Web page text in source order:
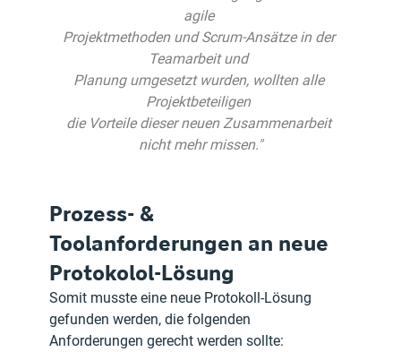
agile
Projektmethoden und Scrum-Ansätze in der
Teamarbeit und
Planung umgesetzt wurden, wollten alle
Projektbeteiligen
die Vorteile dieser neuen Zusammenarbeit
nicht mehr missen."
Prozess- &
Toolanforderungen an neue
Protokolol-Lösung
Somit musste eine neue Protokoll-Lösung
gefunden werden, die folgenden
Anforderungen gerecht werden sollte: